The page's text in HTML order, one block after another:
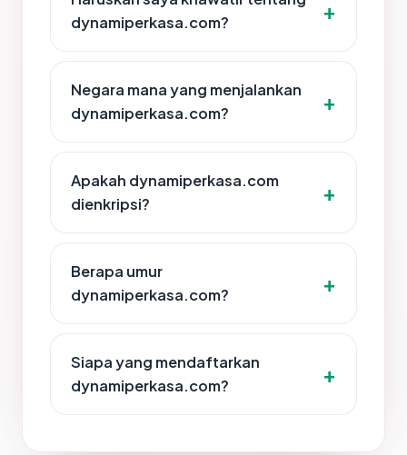
dynamiperkasa.com?
Negara mana yang menjalankan
dynamiperkasa.com?
Apakah dynamiperkasa.com
dienkripsi?
Berapa umur
dynamiperkasa.com?
Siapa yang mendaftarkan
dynamiperkasa.com?